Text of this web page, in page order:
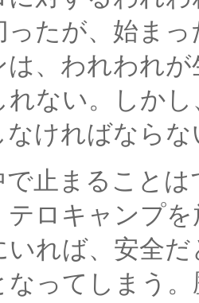
ったが、始ま
は、われわれ
れない。しか
なければなら
止まることは
テロキャンプ
いれば、安全
なってしまう